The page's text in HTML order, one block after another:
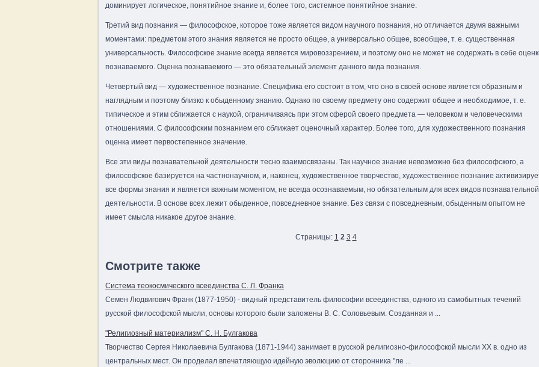
доминирует логическое, понятийное знание и, более того, системное понятийное знание.
Третий вид познания — философское, которое тоже является видом научного познания, но отличается двумя важными
моментами: предметом этого знания является не просто общее, а универсально общее, всеобщее, т. е. существенная
универсальность. Философское знание всегда является мировоззрением, и поэтому оно не может не содержать в себе
познаваемого. Оценка познаваемого — это обязательный элемент данного вида познания.
Четвертый вид — художественное познание. Специфика его состоит в том, что оно в своей основе является образным и
наглядным и поэтому близко к обыденному знанию. Однако по своему предмету оно содержит общее и необходимое, т. е.
типическое и этим сближается с наукой, ограничиваясь при этом сферой своего предмета — человеком и человеческими
отношениями. С философским познанием его сближает оценочный характер. Более того, для художественного познания
оценка имеет первостепенное значение.
Все эти виды познавательной деятельности тесно взаимосвязаны. Так научное знание невозможно без философского, а
философское базируется на частнонаучном, и, наконец, художественное творчество, художественное познание
все формы знания и является важным моментом, не всегда осознаваемым, но обязательным для всех видов познавательной
деятельности. В основе всех лежит обыденное, повседневное знание. Без связи с повседневным, обыденным опытом не
имеет смысла никакое другое знание.
Страницы: 1 2 3 4
Смотрите также
Система теокосмического всеединства С. Л. Франка
Семен Людвигович Франк (1877-1950) - видный представитель философии всеединства, одного из самобытных течений
русской философской мысли, основы которого были заложены В. С. Соловьевым. Созданная и ...
"Религиозный материализм" С. Н. Булгакова
Творчество Сергея Николаевича Булгакова (1871-1944) занимает в русской религиозно-философской мысли XX в. одно из
центральных мест. Он проделал впечатляющую идейную эволюцию от сторонника "ле ...